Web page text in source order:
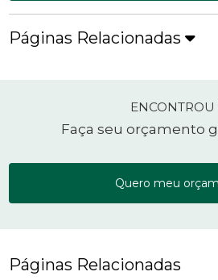
Páginas Relacionadas
Faça seu orçamento
Quero meu
Páginas Relacionadas